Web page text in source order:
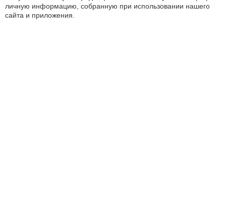
личную информацию, собранную при использовании нашего
сайта и приложения.